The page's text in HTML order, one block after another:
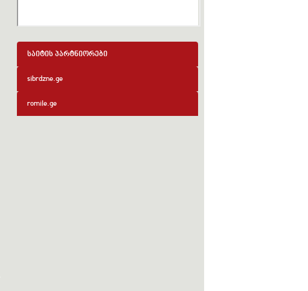
საიტის პარტნიორები
sibrdzne.ge
romile.ge